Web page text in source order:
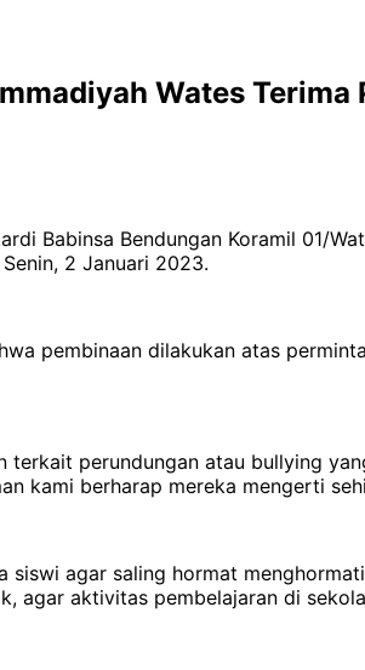
Wates
Babinsa Bendungan Koramil 01/
2 Januari 2023.
pembinaan dilakukan atas
terkait perundungan atau bullying
kami berharap mereka mengerti
siswi agar saling hormat
agar aktivitas pembelajaran di